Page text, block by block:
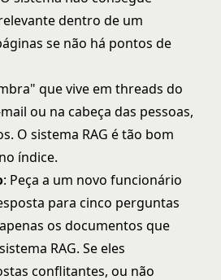
dentro de um
se não há pontos de
que vive em threads do
ou na cabeça das pessoas,
O sistema RAG é tão bom
índice.
: Peça a um novo funcionário
para cinco perguntas
os documentos que
RAG. Se eles
conflitantes, ou não